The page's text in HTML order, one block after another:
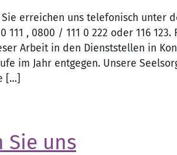
erreichen uns telefonisch unter
111 , 0800 / 111 0 222 oder 116
Arbeit in den Dienststellen in
im Jahr entgegen. Unsere
[…]
Sie uns